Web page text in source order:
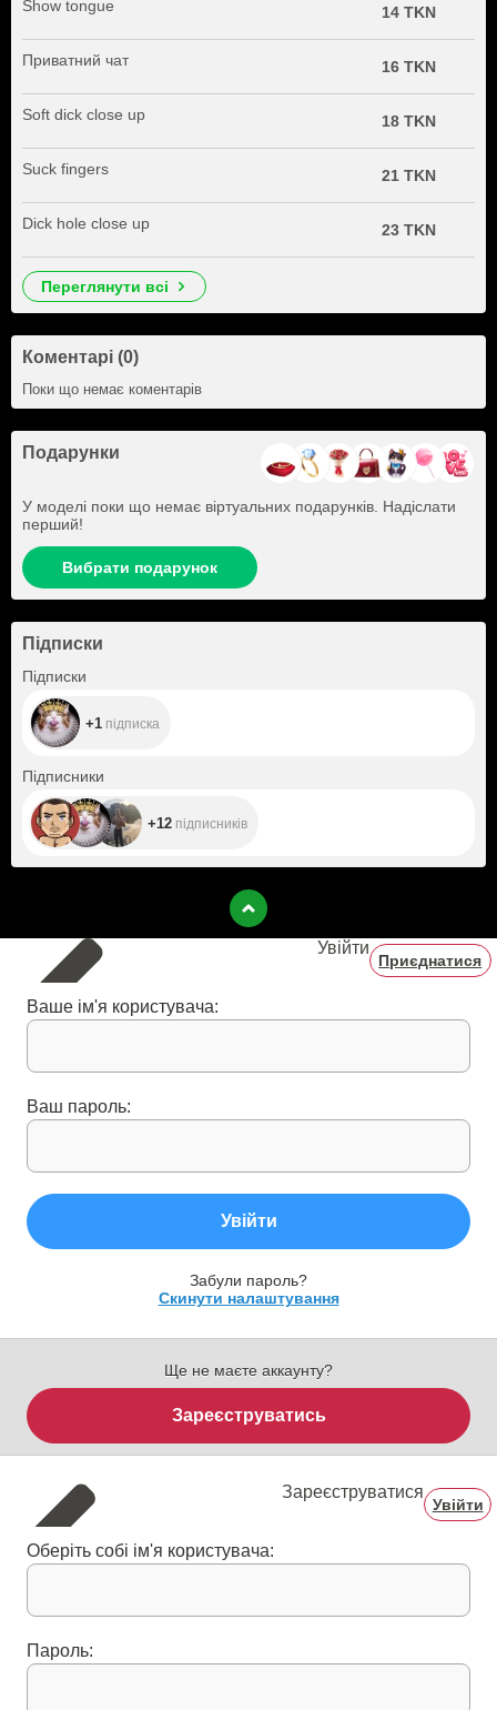
Show tongue 14 TKN
Приватний чат 16 TKN
Soft dick close up 18 TKN
Suck fingers 21 TKN
Dick hole close up 23 TKN
переглянути всі
Коментарі (0)
Поки що немає коментарів
Подарунки
У моделі поки що немає віртуальних подарунків. Надіслати
перший!
Вибрати подарунок
Підписки
Підписки
+1 підписка
Підписники
+12 підписників
Увійти
Приєднатися
Ваше ім'я користувача:
Ваш пароль:
Увійти
Забули пароль?
Скинути налаштування
Ще не маєте аккаунту?
Зареєструватись
Зареєструватися
Увійти
Оберіть собі ім'я користувача:
Пароль: